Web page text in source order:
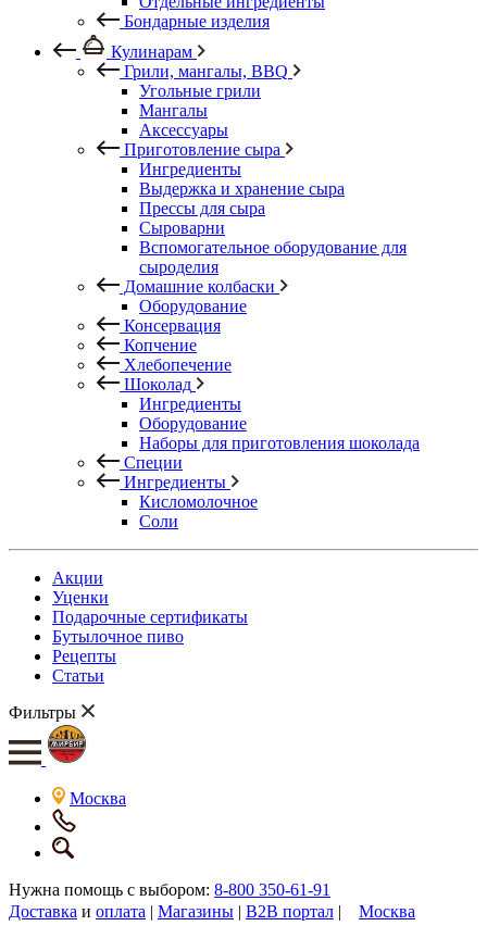
Бондарные изделия
Кулинарам
Грили, мангалы, BBQ
Угольные грили
Мангалы
Аксессуары
Приготовление сыра
Ингредиенты
Выдержка и хранение сыра
Прессы для сыра
Сыроварни
Вспомогательное оборудование для
сыроделия
Домашние колбаски
Оборудование
Консервация
Копчение
Хлебопечение
Шоколад
Ингредиенты
Оборудование
Наборы для приготовления шоколада
Специи
Ингредиенты
Кисломолочное
Соли
Акции
Уценки
Подарочные сертификаты
Бутылочное пиво
Рецепты
Статьи
Фильтры
Москва
Нужна помощь с выбором: 8-800 350-61-91
Доставка и оплата | Магазины | B2B портал | Москва